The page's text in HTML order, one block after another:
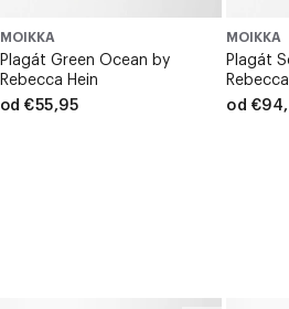
MOIKKA
Plagát Green Ocean by
Rebecca Hein
od €55,95
MOIKKA
Plagát
od